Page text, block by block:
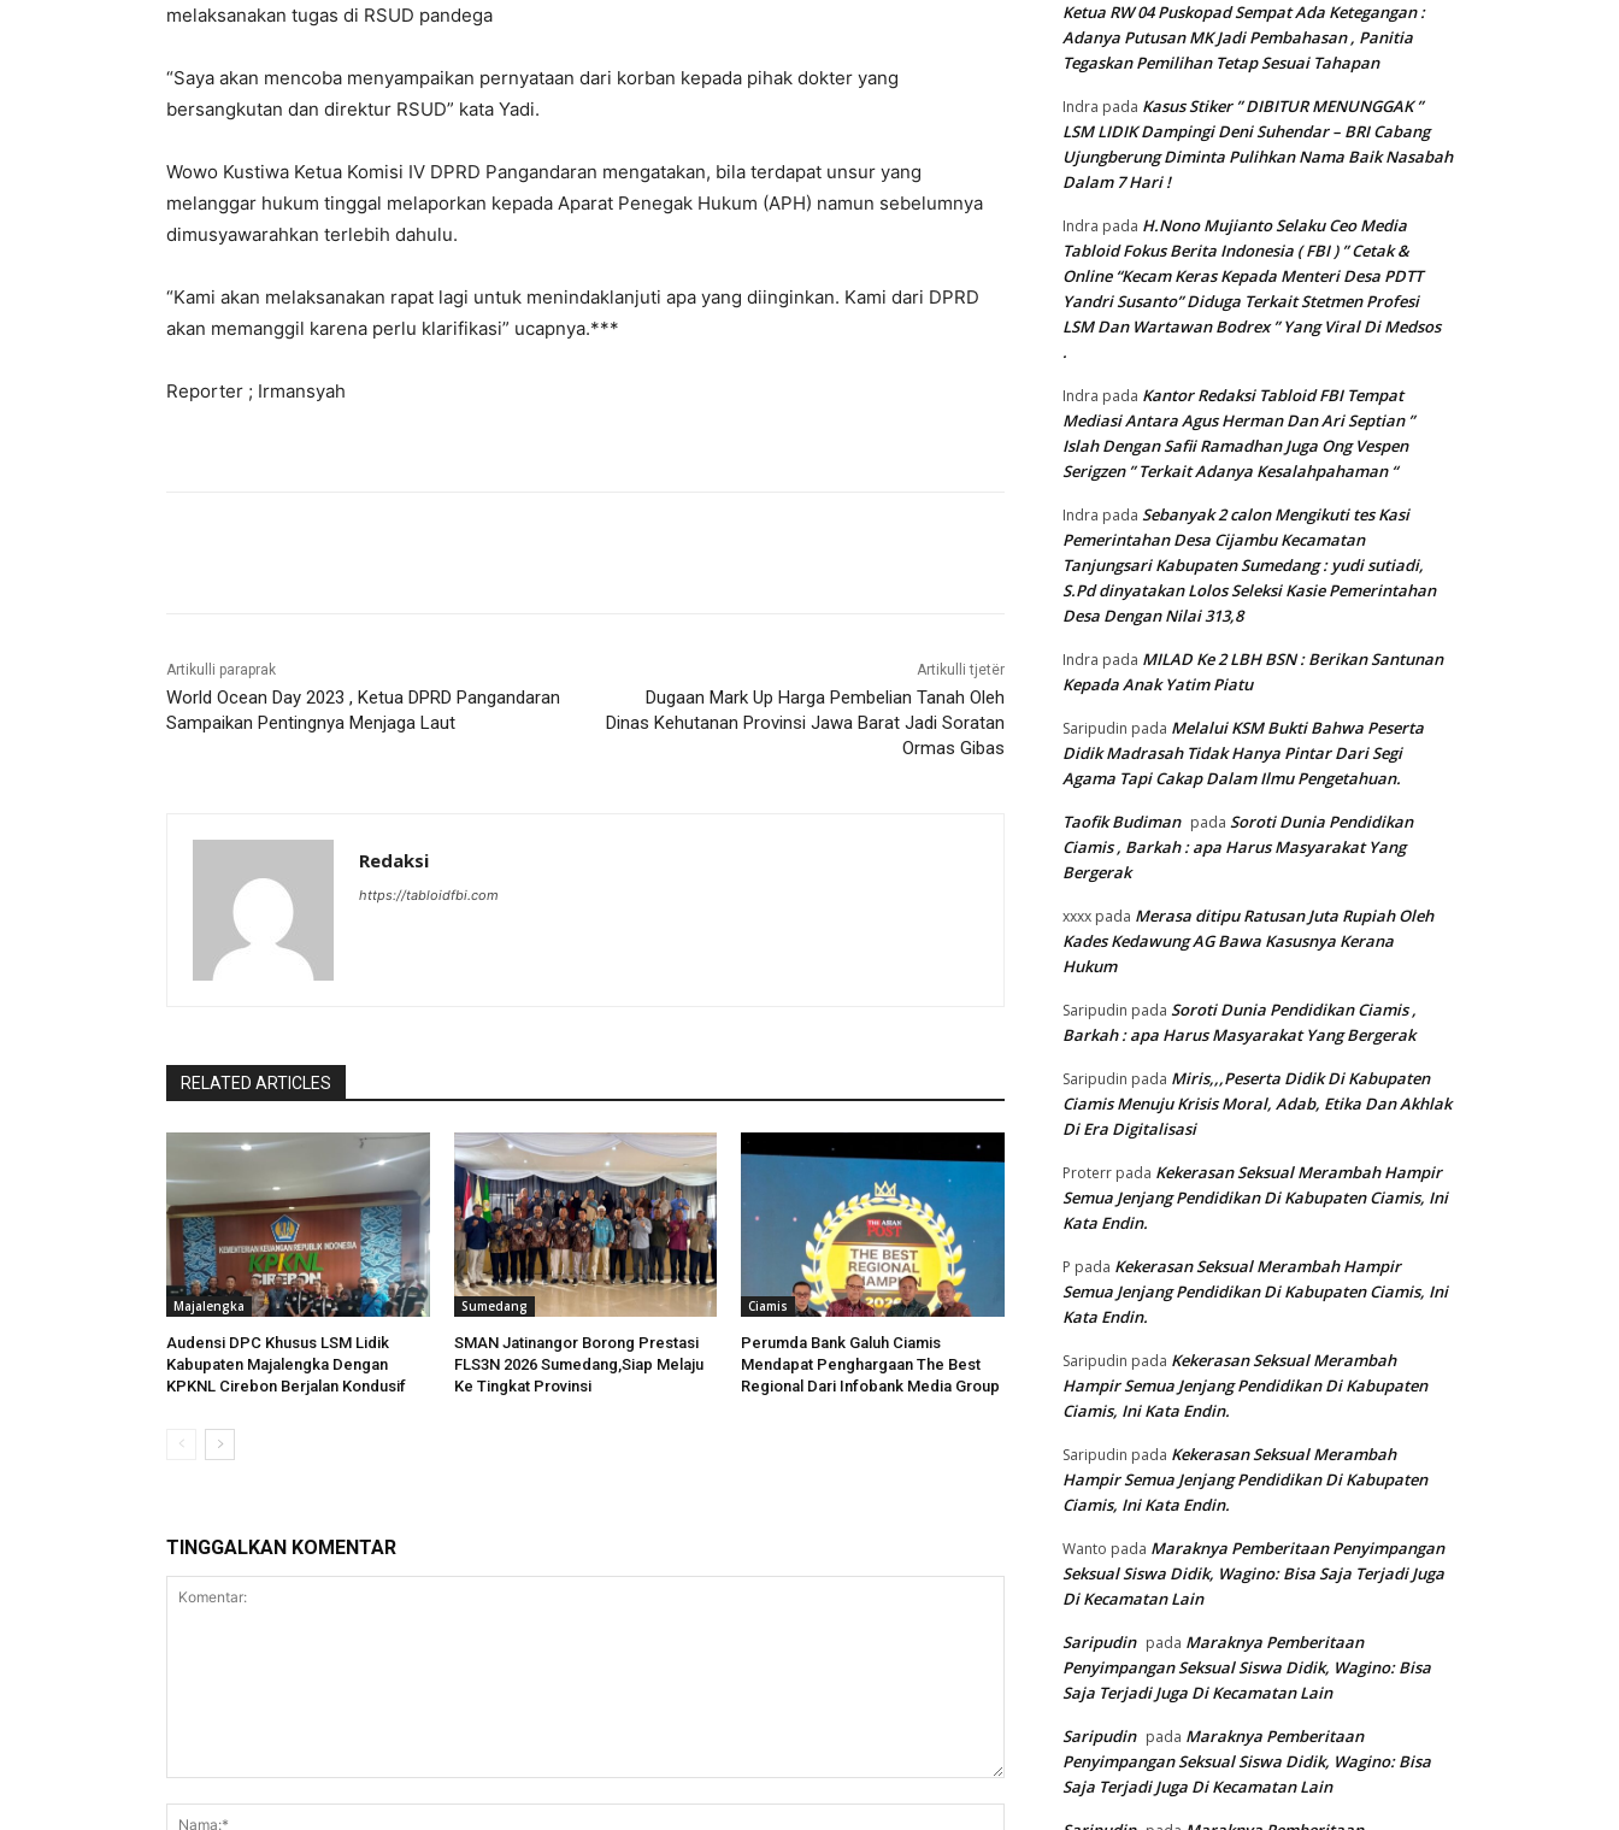
melaksanakan tugas di RSUD pandega
“Saya akan mencoba menyampaikan pernyataan dari korban kepada pihak dokter yang
bersangkutan dan direktur RSUD” kata Yadi.
Wowo Kustiwa Ketua Komisi IV DPRD Pangandaran mengatakan, bila terdapat unsur yang
melanggar hukum tinggal melaporkan kepada Aparat Penegak Hukum (APH) namun sebelumnya
dimusyawarahkan terlebih dahulu.
“Kami akan melaksanakan rapat lagi untuk menindaklanjuti apa yang diinginkan. Kami dari DPRD
akan memanggil karena perlu klarifikasi” ucapnya.***
Reporter ; Irmansyah
Artikulli paraprak
World Ocean Day 2023 , Ketua DPRD Pangandaran
Sampaikan Pentingnya Menjaga Laut
Artikulli tjetër
Dugaan Mark Up Harga Pembelian Tanah Oleh
Dinas Kehutanan Provinsi Jawa Barat Jadi Soratan
Ormas Gibas
Redaksi
https://tabloidfbi.com
RELATED ARTICLES
Majalengka
Audensi DPC Khusus LSM Lidik
Kabupaten Majalengka Dengan
KPKNL Cirebon Berjalan Kondusif
Sumedang
SMAN Jatinangor Borong Prestasi
FLS3N 2026 Sumedang,Siap Melaju
Ke Tingkat Provinsi
Ciamis
Perumda Bank Galuh Ciamis
Mendapat Penghargaan The Best
Regional Dari Infobank Media Group
TINGGALKAN KOMENTAR
Ketua RW 04 Puskopad Sempat Ada Ketegangan :
Adanya Putusan MK Jadi Pembahasan , Panitia
Tegaskan Pemilihan Tetap Sesuai Tahapan
Indra pada Kasus Stiker ” DIBITUR MENUNGGAK ”
LSM LIDIK Dampingi Deni Suhendar – BRI Cabang
Ujungberung Diminta Pulihkan Nama Baik Nasabah
Dalam 7 Hari !
Indra pada H.Nono Mujianto Selaku Ceo Media
Tabloid Fokus Berita Indonesia ( FBI ) ” Cetak &
Online “Kecam Keras Kepada Menteri Desa PDTT
Yandri Susanto” Diduga Terkait Stetmen Profesi
LSM Dan Wartawan Bodrex ” Yang Viral Di Medsos
.
Indra pada Kantor Redaksi Tabloid FBI Tempat
Mediasi Antara Agus Herman Dan Ari Septian ”
Islah Dengan Safii Ramadhan Juga Ong Vespen
Serigzen ” Terkait Adanya Kesalahpahaman “
Indra pada Sebanyak 2 calon Mengikuti tes Kasi
Pemerintahan Desa Cijambu Kecamatan
Tanjungsari Kabupaten Sumedang : yudi sutiadi,
S.Pd dinyatakan Lolos Seleksi Kasie Pemerintahan
Desa Dengan Nilai 313,8
Indra pada MILAD Ke 2 LBH BSN : Berikan Santunan
Kepada Anak Yatim Piatu
Saripudin pada Melalui KSM Bukti Bahwa Peserta
Didik Madrasah Tidak Hanya Pintar Dari Segi
Agama Tapi Cakap Dalam Ilmu Pengetahuan.
Taofik Budiman pada Soroti Dunia Pendidikan
Ciamis , Barkah : apa Harus Masyarakat Yang
Bergerak
xxxx pada Merasa ditipu Ratusan Juta Rupiah Oleh
Kades Kedawung AG Bawa Kasusnya Kerana
Hukum
Saripudin pada Soroti Dunia Pendidikan Ciamis ,
Barkah : apa Harus Masyarakat Yang Bergerak
Saripudin pada Miris,,,Peserta Didik Di Kabupaten
Ciamis Menuju Krisis Moral, Adab, Etika Dan Akhlak
Di Era Digitalisasi
Proterr pada Kekerasan Seksual Merambah Hampir
Semua Jenjang Pendidikan Di Kabupaten Ciamis, Ini
Kata Endin.
P pada Kekerasan Seksual Merambah Hampir
Semua Jenjang Pendidikan Di Kabupaten Ciamis, Ini
Kata Endin.
Saripudin pada Kekerasan Seksual Merambah
Hampir Semua Jenjang Pendidikan Di Kabupaten
Ciamis, Ini Kata Endin.
Saripudin pada Kekerasan Seksual Merambah
Hampir Semua Jenjang Pendidikan Di Kabupaten
Ciamis, Ini Kata Endin.
Wanto pada Maraknya Pemberitaan Penyimpangan
Seksual Siswa Didik, Wagino: Bisa Saja Terjadi Juga
Di Kecamatan Lain
Saripudin pada Maraknya Pemberitaan
Penyimpangan Seksual Siswa Didik, Wagino: Bisa
Saja Terjadi Juga Di Kecamatan Lain
Saripudin pada Maraknya Pemberitaan
Penyimpangan Seksual Siswa Didik, Wagino: Bisa
Saja Terjadi Juga Di Kecamatan Lain